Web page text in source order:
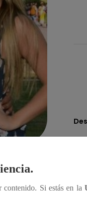
Castillo lo
contenido. Si estás en la